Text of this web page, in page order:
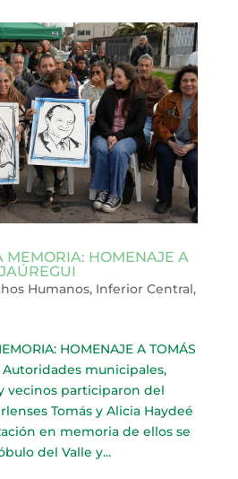
MEMORIA: HOMENAJE A
Humanos, Inferior Central,
HOMENAJE A TOMÁS
Autoridades municipales,
vecinos participaron del
Tomás y Alicia Haydeé
en memoria de ellos se
del Valle y...